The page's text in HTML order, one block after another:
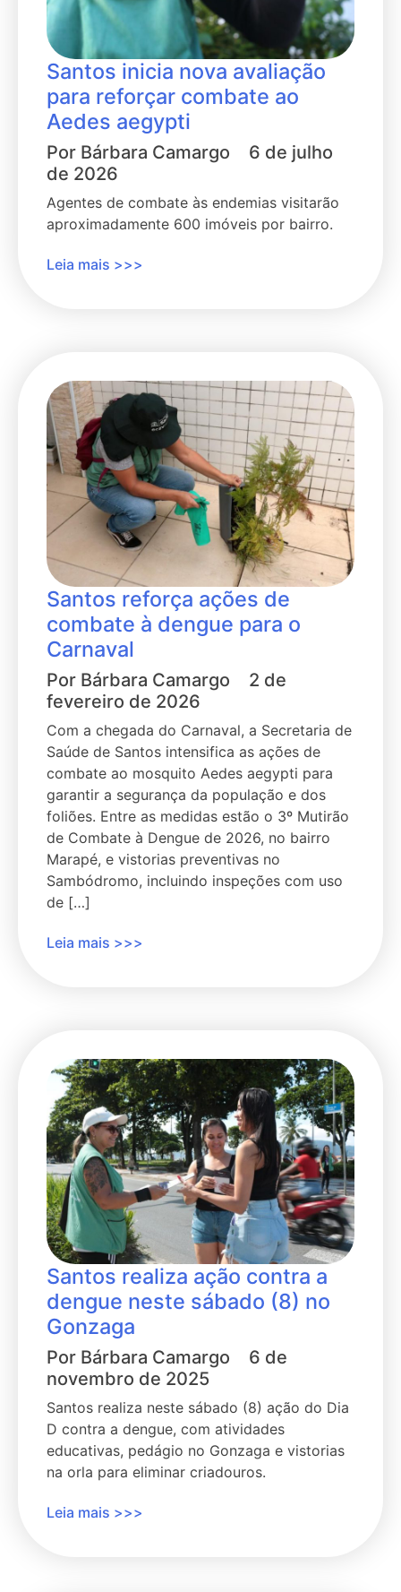
Santos inicia nova avaliação
para reforçar combate ao
Aedes aegypti
Por Bárbara Camargo
6 de julho
de 2026
Agentes de combate às endemias visitarão
aproximadamente 600 imóveis por bairro.
Leia mais >>>
Santos reforça ações de
combate à dengue para o
Carnaval
Por Bárbara Camargo
2 de
fevereiro de 2026
Com a chegada do Carnaval, a Secretaria de
Saúde de Santos intensifica as ações de
combate ao mosquito Aedes aegypti para
garantir a segurança da população e dos
foliões. Entre as medidas estão o 3º Mutirão
de Combate à Dengue de 2026, no bairro
Marapé, e vistorias preventivas no
Sambódromo, incluindo inspeções com uso
de […]
Leia mais >>>
Santos realiza ação contra a
dengue neste sábado (8) no
Gonzaga
Por Bárbara Camargo
6 de
novembro de 2025
Santos realiza neste sábado (8) ação do Dia
D contra a dengue, com atividades
educativas, pedágio no Gonzaga e vistorias
na orla para eliminar criadouros.
Leia mais >>>